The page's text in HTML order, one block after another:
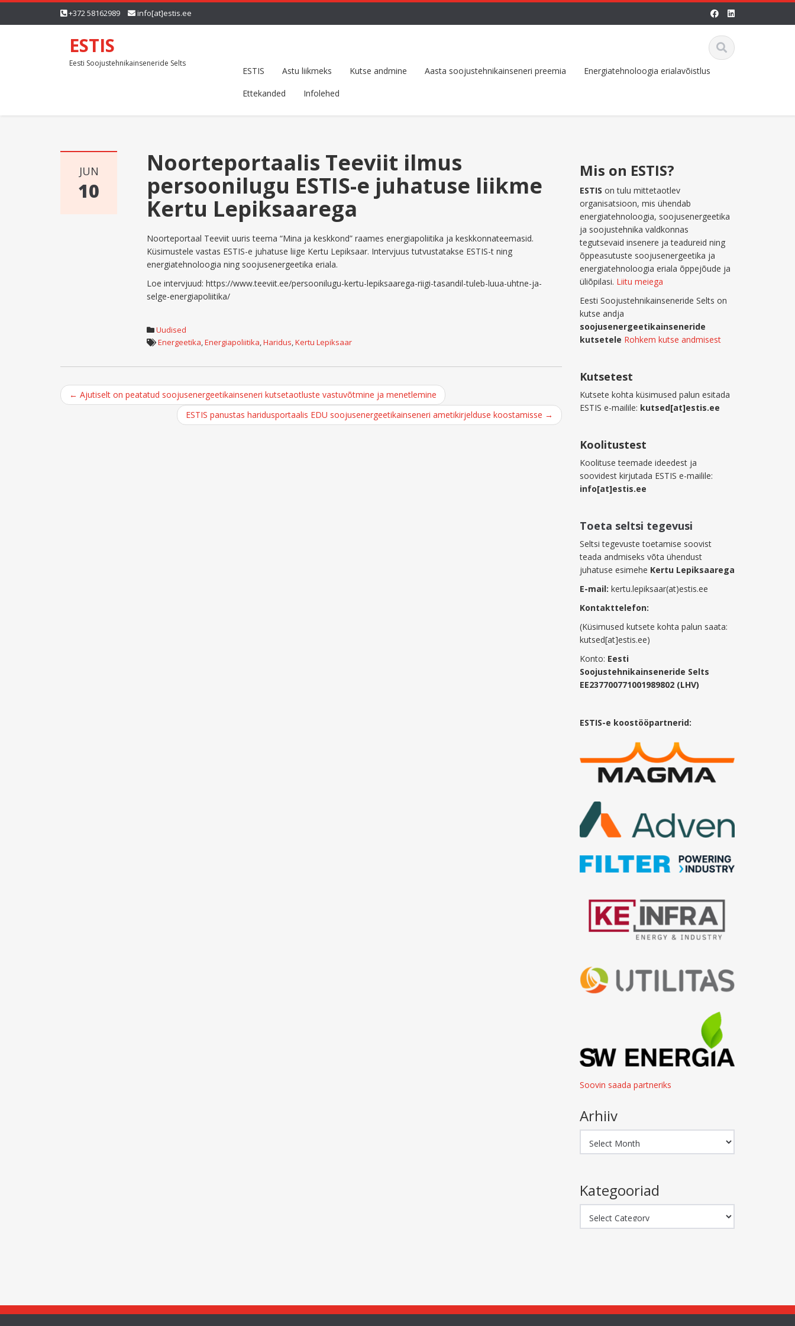
+372 58162989 info[at]estis.ee
ESTIS
Eesti Soojustehnikainseneride Selts
ESTIS Astu liikmeks Kutse andmine Aasta soojustehnikainseneri preemia
Energiatehnoloogia erialavõistlus
Ettekanded
Infolehed
JUN
10
Noorteportaalis Teeviit ilmus
persoonilugu ESTIS-e juhatuse liikme
Kertu Lepiksaarega
Noorteportaal Teeviit uuris teema “Mina ja keskkond” raames energiapoliitika ja keskkonnateemasid.
Küsimustele vastas ESTIS-e juhatuse liige Kertu Lepiksaar. Intervjuus tutvustatakse ESTIS-t ning
energiatehnoloogia ning soojusenergeetika eriala.
Loe intervjuud: https://www.teeviit.ee/persoonilugu-kertu-lepiksaarega-riigi-tasandil-tuleb-luua-uhtne-ja-
selge-energiapoliitika/
Uudised
Energeetika,Energiapoliitika,Haridus,Kertu Lepiksaar
Post
← Ajutiselt on peatatud soojusenergeetikainseneri kutsetaotluste vastuvõtmine ja menetlemine
ESTIS panustas haridusportaalis EDU soojusenergeetikainseneri ametikirjelduse koostamisse →
Mis on ESTIS?
ESTIS on tulu mittetaotlev
organisatsioon, mis ühendab
energiatehnoloogia, soojusenergeetika
ja soojustehnika valdkonnas
tegutsevaid insenere ja teadureid ning
õppeasutuste soojusenergeetika ja
energiatehnoloogia eriala õppejõude ja
üliõpilasi. Liitu meiega
Eesti Soojustehnikainseneride Selts on
kutse andja
soojusenergeetikainseneride
kutsetele Rohkem kutse andmisest
Kutsetest
Kutsete kohta küsimused palun esitada
ESTIS e-mailile: kutsed[at]estis.ee
Koolitustest
Koolituse teemade ideedest ja
soovidest kirjutada ESTIS e-mailile:
info[at]estis.ee
Toeta seltsi tegevusi
Seltsi tegevuste toetamise soovist
teada andmiseks võta ühendust
juhatuse esimehe Kertu Lepiksaarega
E-mail: kertu.lepiksaar(at)estis.ee
Kontakttelefon:
(Küsimused kutsete kohta palun saata:
kutsed[at]estis.ee)
Konto: Eesti
Soojustehnikainseneride Selts
EE237700771001989802 (LHV)
ESTIS-e koostööpartnerid:
Soovin saada partneriks
Arhiiv
Kategooriad